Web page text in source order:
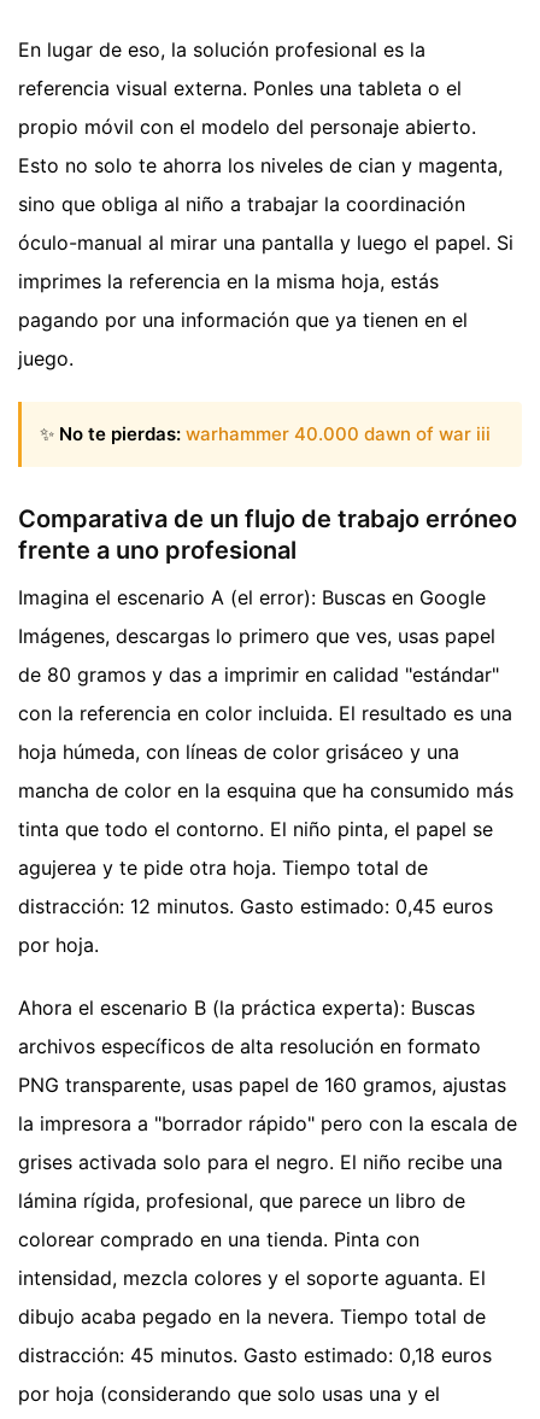
En lugar de eso, la solución profesional es la
referencia visual externa. Ponles una tableta o el
propio móvil con el modelo del personaje abierto.
Esto no solo te ahorra los niveles de cian y magenta,
sino que obliga al niño a trabajar la coordinación
óculo-manual al mirar una pantalla y luego el papel. Si
imprimes la referencia en la misma hoja, estás
pagando por una información que ya tienen en el
juego.
✨ No te pierdas: warhammer 40.000 dawn of war iii
Comparativa de un flujo de trabajo erróneo
frente a uno profesional
Imagina el escenario A (el error): Buscas en Google
Imágenes, descargas lo primero que ves, usas papel
de 80 gramos y das a imprimir en calidad "estándar"
con la referencia en color incluida. El resultado es una
hoja húmeda, con líneas de color grisáceo y una
mancha de color en la esquina que ha consumido más
tinta que todo el contorno. El niño pinta, el papel se
agujerea y te pide otra hoja. Tiempo total de
distracción: 12 minutos. Gasto estimado: 0,45 euros
por hoja.
Ahora el escenario B (la práctica experta): Buscas
archivos específicos de alta resolución en formato
PNG transparente, usas papel de 160 gramos, ajustas
la impresora a "borrador rápido" pero con la escala de
grises activada solo para el negro. El niño recibe una
lámina rígida, profesional, que parece un libro de
colorear comprado en una tienda. Pinta con
intensidad, mezcla colores y el soporte aguanta. El
dibujo acaba pegado en la nevera. Tiempo total de
distracción: 45 minutos. Gasto estimado: 0,18 euros
por hoja (considerando que solo usas una y el